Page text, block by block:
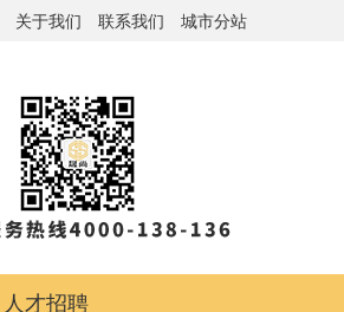
关于我们 联系我们 城市分站
人才招聘